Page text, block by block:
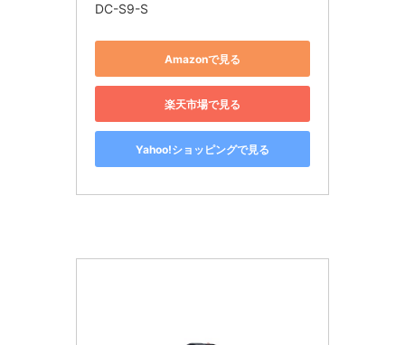
DC-S9-S
Amazonで見る
楽天市場で見る
Yahoo!ショッピングで見る